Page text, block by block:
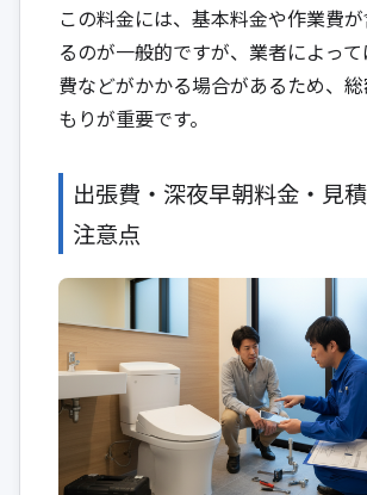
この料金には、基本料金や作業費
るのが一般的ですが、業者によっ
費などがかかる場合があるため、
もりが重要です。
出張費・深夜早朝料金・見
注意点